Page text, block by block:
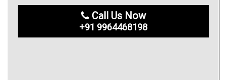
Call Us Now
+91 9964468198